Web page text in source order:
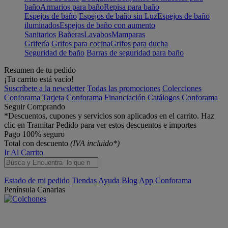
bañoArmarios para bañoRepisa para baño
Espejos de baño Espejos de baño sin LuzEspejos de baño
iluminadosEspejos de baño con aumento
Sanitarios BañerasLavabosMamparas
Grifería Grifos para cocinaGrifos para ducha
Seguridad de baño Barras de seguridad para baño
Resumen de tu pedido
¡Tu carrito está vacío!
Suscríbete a la newsletter Todas las promociones Colecciones
Conforama Tarjeta Conforama Financiación Catálogos Conforama
Seguir Comprando
*Descuentos, cupones y servicios son aplicados en el carrito. Haz
clic en Tramitar Pedido para ver estos descuentos e importes
Pago 100% seguro
Total con descuento (IVA incluido*)
Ir Al Carrito
Estado de mi pedido Tiendas Ayuda Blog App Conforama
Península Canarias